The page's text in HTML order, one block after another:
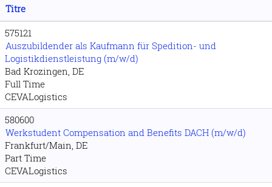
Titre
575121
Auszubildender als Kaufmann für Spedition- und
Logistikdienstleistung (m/w/d)
Bad Krozingen, DE
Full Time
CEVALogistics
580600
Werkstudent Compensation and Benefits DACH (m/w/d)
Frankfurt/Main, DE
Part Time
CEVALogistics